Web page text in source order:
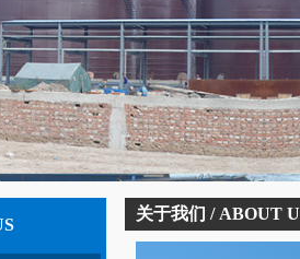
关于我们 / ABOUT